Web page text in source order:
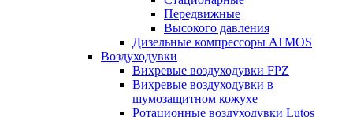
Передвижные
Высокого давления
Дизельные компрессоры ATMOS
Воздуходувки
Вихревые воздуходувки FPZ
Вихревые воздуходувки в
шумозащитном кожухе
Ротационные воздуходувки Lutos